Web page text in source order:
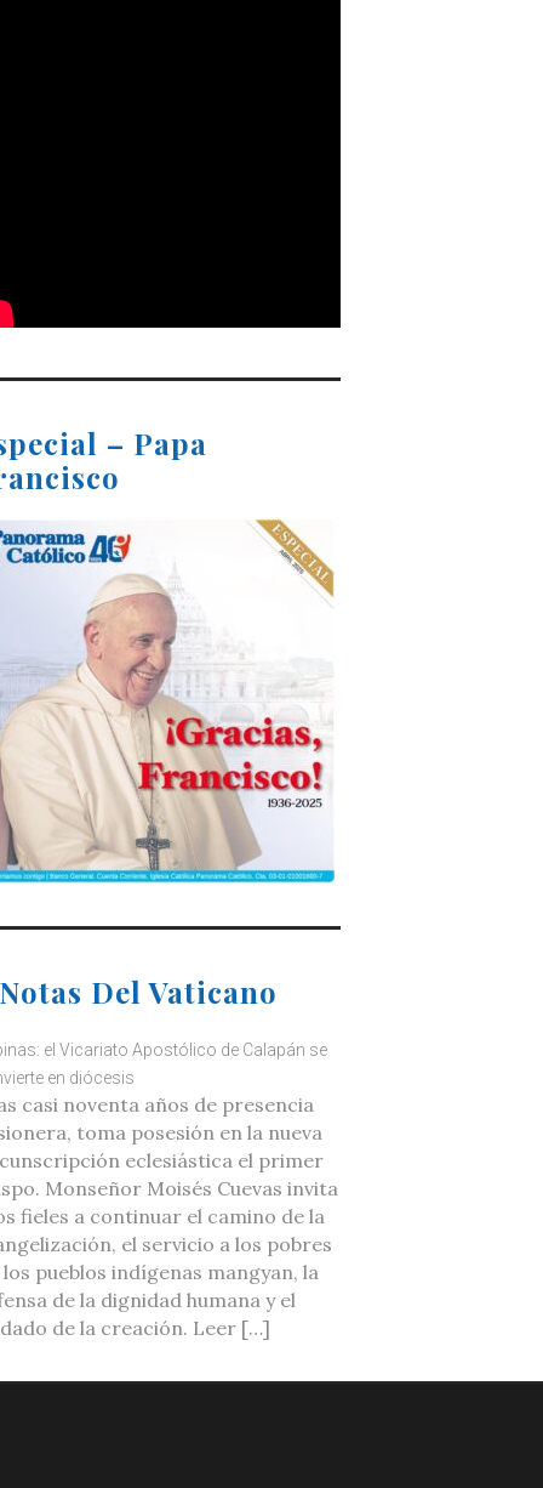
– Papa
Del Vaticano
el Vicariato Apostólico de Calapán se
en diócesis
casi noventa años de presencia
toma posesión en la nueva
eclesiástica el primer
Monseñor Moisés Cuevas invita
fieles a continuar el camino de la
el servicio a los pobres
los pueblos indígenas mangyan, la
de la dignidad humana y el
de la creación. Leer […]